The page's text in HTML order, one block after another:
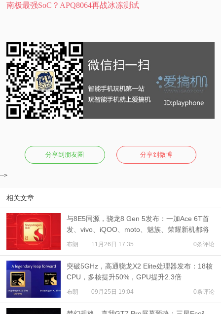
南极最强SoC？APQ8064再战冰冻测试
分享到朋友圈 分享到微博
-->
相关文章
与8E5同源，骁龙8 Gen 5发布：一加Ace 6T首
发、vivo、iQOO、moto、魅族、荣耀新机都将
搭载
布朗 11月26日 17:35 0条评论
突破5GHz，高通骁龙X2 Elite处理器发布：18核
CPU，多核提升50%，GPU提升2.3倍
布朗 09月25日 19:04 0条评论